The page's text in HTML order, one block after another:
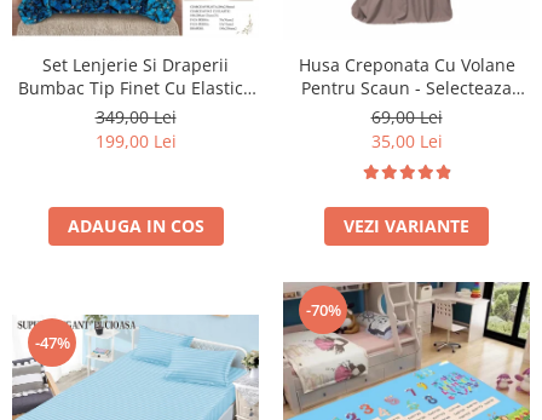
Set Lenjerie Si Draperii
Bumbac Tip Finet Cu Elastic -
Dansul Fluturilor
349,00 Lei
199,00 Lei
ADAUGA IN COS
Husa Creponata Cu Volane
Pentru Scaun - Selecteaza
Culoarea Dorita
69,00 Lei
35,00 Lei
VEZI VARIANTE
-47%
-70%